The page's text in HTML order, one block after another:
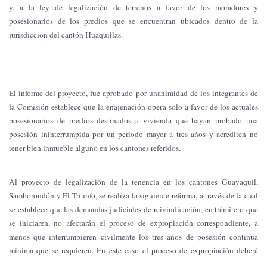
y, a la ley de legalización de terrenos a favor de los moradores y
posesionarios de los predios que se encuentran ubicados dentro de la
jurisdicción del cantón Huaquillas.
El informe del proyecto, fue aprobado por unanimidad de los integrantes de
la Comisión establece que la enajenación opera solo a favor de los actuales
posesionarios de predios destinados a vivienda que hayan probado una
posesión ininterrumpida por un período mayor a tres años y acrediten no
tener bien inmueble alguno en los cantones referidos.
Al proyecto de legalización de la tenencia en los cantones Guayaquil,
Samborondón y El Triunfo, se realiza la siguiente reforma, a través de la cual
se establece que las demandas judiciales de reivindicación, en trámite o que
se iniciaren, no afectarán el proceso de expropiación correspondiente, a
menos que interrumpieren civilmente los tres años de posesión continua
mínima que se requieren. En este caso el proceso de expropiación deberá